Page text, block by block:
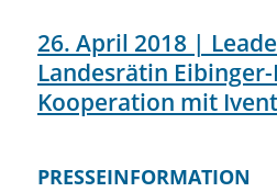
26. April 2018 |
Landesrätin
Kooperation mit
PRESSEINFORMATION